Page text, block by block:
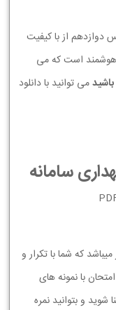
دوازدهم از با کیفیت
هوشمند است که می
می توانید با دانلود
سامانه
که شما با تکرار و
با نمونه های
شوید و بتوانید نمره